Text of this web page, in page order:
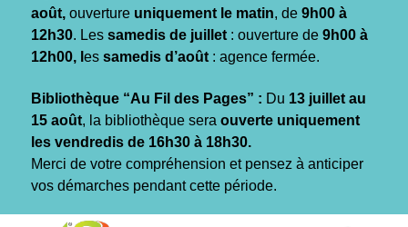
août, ouverture uniquement le matin, de 9h00 à
12h30. Les samedis de juillet : ouverture de 9h00 à
12h00, l es samedis d’août : agence fermée.
Bibliothèque “Au Fil des Pages” : Du 13 juillet au
15 août, la bibliothèque sera ouverte uniquement
les vendredis de 16h30 à 18h30.
Merci de votre compréhension et pensez à anticiper
vos démarches pendant cette période.